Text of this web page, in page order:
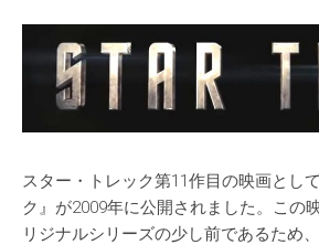
スター・トレック第11作目の映画とし
ク』が2009年に公開されました。この
リジナルシリーズの少し前であるため